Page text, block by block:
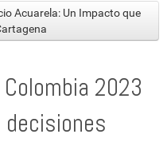
Acuarela: Un Impacto que
2023